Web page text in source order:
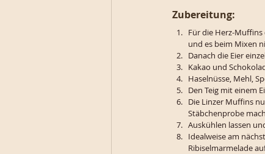
Zubereitung:
Für die Herz-
und es beim Mixen
Danach die Eier
Kakao und
Haselnüsse, Mehl,
Den Teig mit einem
Die Linzer Muffins
Stäbchenprobe
Auskühlen lassen
Idealweise am
Ribiselmarmelade